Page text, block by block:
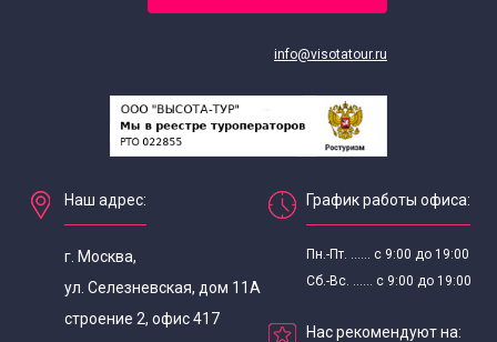
Экскурсии для школьников 8 класса
info@visotatour.ru
Наш адрес:
г. Москва,
ул. Селезневская, дом 11А
строение 2, офис 417
График работы офиса:
Пн.-Пт. ...... с 9:00 до 19:00
Сб.-Вс. ...... с 9:00 до 19:00
Нас рекомендуют на: